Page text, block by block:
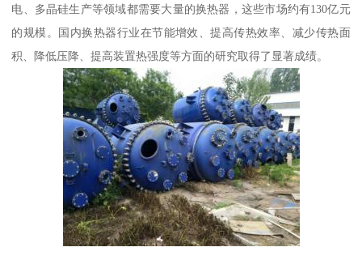
电、多晶硅生产等领域都需要大量的换热器，这些市场约有130亿元
的规模。国内换热器行业在节能增效、提高传热效率、减少传热面
积、降低压降、提高装置热强度等方面的研究取得了显著成绩。